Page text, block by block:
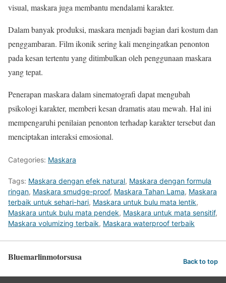
visual, maskara juga membantu mendalami karakter.
Dalam banyak produksi, maskara menjadi bagian dari kostum dan
penggambaran. Film ikonik sering kali mengingatkan penonton
pada kesan tertentu yang ditimbulkan oleh penggunaan maskara
yang tepat.
Penerapan maskara dalam sinematografi dapat mengubah
psikologi karakter, memberi kesan dramatis atau mewah. Hal ini
mempengaruhi penilaian penonton terhadap karakter tersebut dan
menciptakan interaksi emosional.
Categories: Maskara
Tags: Maskara dengan efek natural, Maskara dengan formula
ringan, Maskara smudge-proof, Maskara Tahan Lama, Maskara
terbaik untuk sehari-hari, Maskara untuk bulu mata lentik,
Maskara untuk bulu mata pendek, Maskara untuk mata sensitif,
Maskara volumizing terbaik, Maskara waterproof terbaik
Bluemarlinmotorsusa Back to top